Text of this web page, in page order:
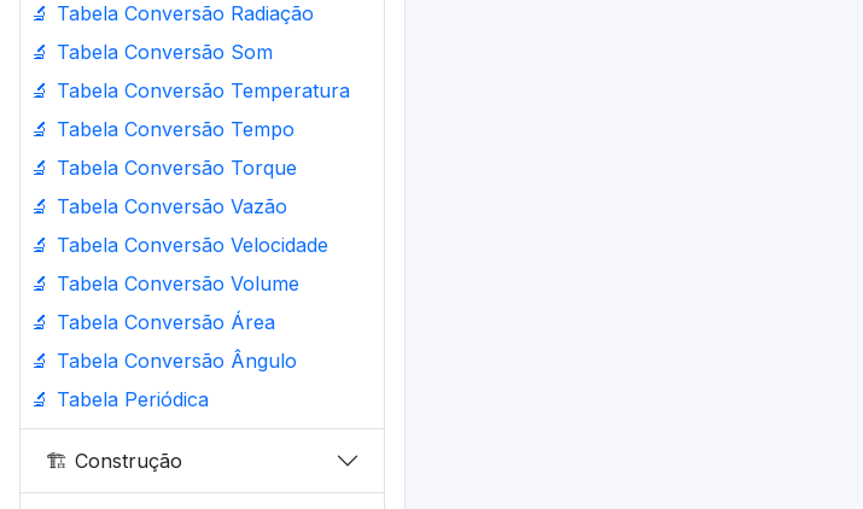
🔬 Tabela Conversão Radiação
🔬 Tabela Conversão Som
🔬 Tabela Conversão Temperatura
🔬 Tabela Conversão Tempo
🔬 Tabela Conversão Torque
🔬 Tabela Conversão Vazão
🔬 Tabela Conversão Velocidade
🔬 Tabela Conversão Volume
🔬 Tabela Conversão Área
🔬 Tabela Conversão Ângulo
🔬 Tabela Periódica
🏗️ Construção